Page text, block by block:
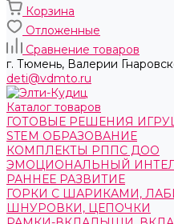
Корзина
Отложенные
Сравнение товаров
г. Тюмень, ​Валерии
deti@vdmto.ru
Каталог товаров
ГОТОВЫЕ РЕШЕНИЯ
STEM ОБРАЗОВАНИЕ
КОМПЛЕКТЫ РППС ДОО
ЭМОЦИОНАЛЬНЫЙ
РАННЕЕ РАЗВИТИЕ
ГОРКИ С ШАРИКАМИ,
ШНУРОВКИ, ЦЕПОЧКИ